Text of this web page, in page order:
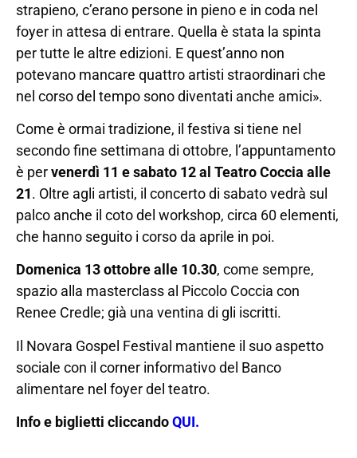
strapieno, c’erano persone in pieno e in coda nel
foyer in attesa di entrare. Quella è stata la spinta
per tutte le altre edizioni. E quest’anno non
potevano mancare quattro artisti straordinari che
nel corso del tempo sono diventati anche amici».
Come è ormai tradizione, il festiva si tiene nel
secondo fine settimana di ottobre, l’appuntamento
è pervenerdì 11 e sabato 12 al Teatro Coccia alle
21. Oltre agli artisti, il concerto di sabato vedrà sul
palco anche il coto del workshop, circa 60 elementi,
che hanno seguito i corso da aprile in poi.
Domenica 13 ottobre alle 10.30, come sempre,
spazio alla masterclass al Piccolo Coccia con
Renee Credle; già una ventina di gli iscritti.
Il Novara Gospel Festival mantiene il suo aspetto
sociale con il corner informativo del Banco
alimentare nel foyer del teatro.
Info e biglietti cliccandoQUI.